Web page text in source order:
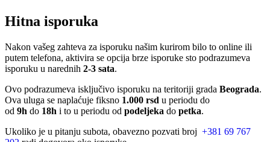
Hitna isporuka
Nakon vašeg zahteva za isporuku našim kurirom bilo to online ili
putem telefona, aktivira se opcija brze isporuke sto podrazumeva
isporuku u narednih 2-3 sata.
Ovo podrazumeva isključivo isporuku na teritoriji grada Beograda.
Ova uluga se naplaćuje fiksno 1.000 rsd u periodu do
od 9h do 18h i to u periodu od podeljeka do petka.
Ukoliko je u pitanju subota, obavezno pozvati broj +381 69 767